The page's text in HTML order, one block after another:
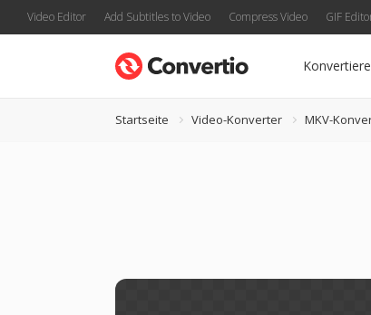
Video Editor Add Subtitles to Video Compress Video GIF
Startseite Video-Konverter MKV-